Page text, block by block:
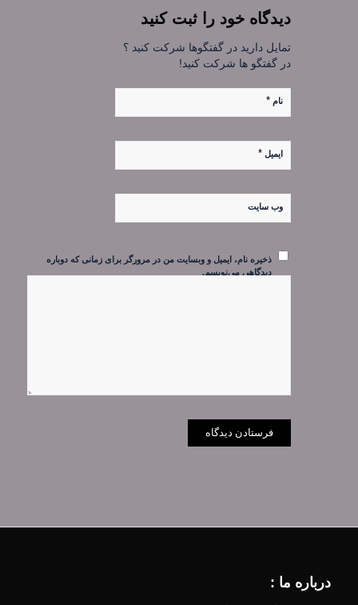
دیدگاه خود را ثبت کنید
تمایل دارید در گفتگوها شرکت کنید ؟
در گفتگو ها شرکت کنید!
نام *
ایمیل *
وب‌ سایت
ذخیره نام، ایمیل و وبسایت من در مرورگر برای زمانی که دوباره
دیدگاهی می‌نویسم.
درباره ما :